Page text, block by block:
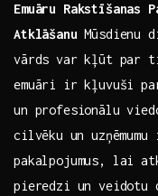
Emuāru Rakstīšanas
Atklāšanu Mūsdienu
vārds var kļūt par
emuāri ir kļuvuši
un profesionālu
cilvēku ⁣un
pakalpojumus, lai
pieredzi un